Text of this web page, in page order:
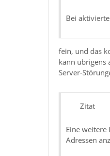
Bei
fein, und das
kann übrigens
Server-
Zitat
Eine
Adressen